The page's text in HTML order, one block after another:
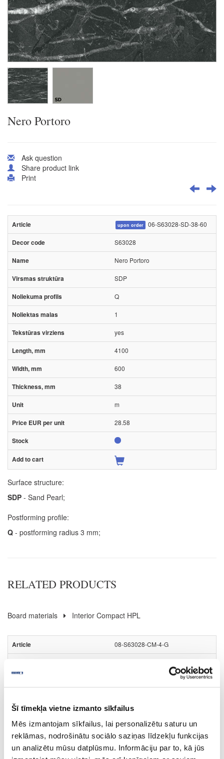
Šī tīmekļa vietne izmanto sīkfailus
Mēs izmantojam sīkfailus, lai personalizētu saturu un
reklāmas, nodrošinātu sociālo saziņas līdzekļu funkcijas
un analizētu mūsu datplūsmu. Informāciju par to, kā jūs
Nero Portoro
Ask question
Share product link
Print
upon order 06-S63028-SD-38-60
S63028
Nero Portoro
SDP
Q
1
yes
4100
600
38
m
28.58
Surface structure:
SDP - Sand Pearl;
Postforming profile:
Q - postforming radius 3 mm;
RELATED PRODUCTS
Board materials Interior Compact HPL
08-S63028-CM-4-G
Nero Portoro (black core)
4100
647